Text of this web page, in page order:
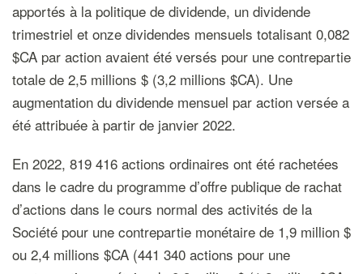
apportés à la politique de dividende, un dividende
trimestriel et onze dividendes mensuels totalisant 0,082
$CA par action avaient été versés pour une contrepartie
totale de 2,5 millions $ (3,2 millions $CA). Une
augmentation du dividende mensuel par action versée a
été attribuée à partir de janvier 2022.
En 2022, 819 416 actions ordinaires ont été rachetées
dans le cadre du programme d’offre publique de rachat
d’actions dans le cours normal des activités de la
Société pour une contrepartie monétaire de 1,9 million $
ou 2,4 millions $CA (441 340 actions pour une